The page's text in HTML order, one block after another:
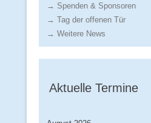
→ Spenden & Sponsoren
→ Tag der offenen Tür
→ Weitere News
Aktuelle Termine